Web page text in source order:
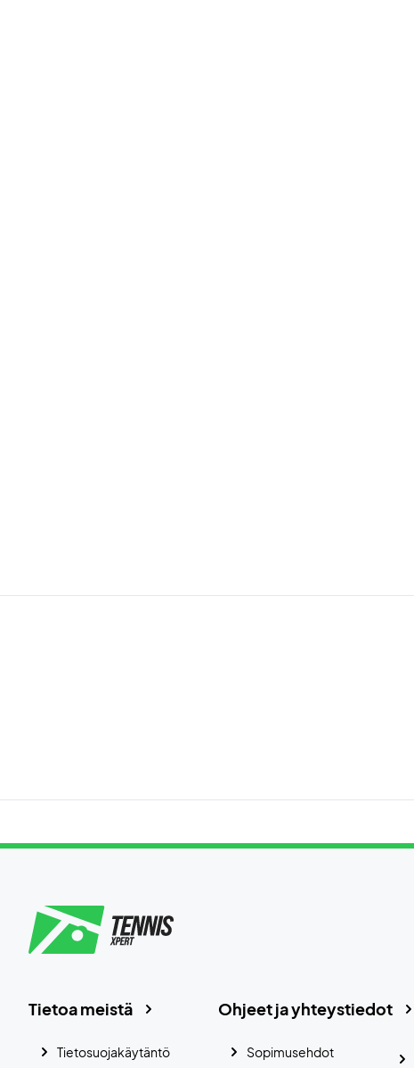
Ohjeet ja yhteystiedot
Sopimusehdot
Tietoa meistä
Tietosuojakäytäntö